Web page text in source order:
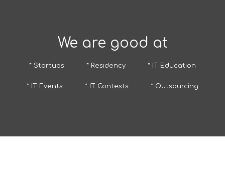
We are good at
* Startups * Residency * IT Education
* IT Events * IT Contests * Outsourcing